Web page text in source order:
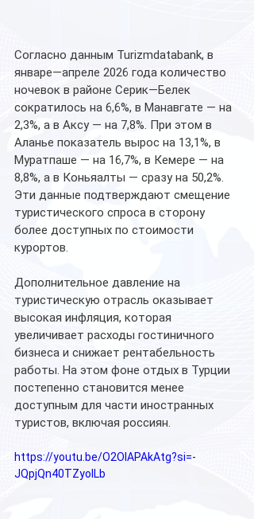
Согласно данным Turizmdatabank, в
январе—апреле 2026 года количество
ночевок в районе Серик—Белек
сократилось на 6,6%, в Манавгате — на
2,3%, а в Аксу — на 7,8%. При этом в
Аланье показатель вырос на 13,1%, в
Муратпаше — на 16,7%, в Кемере — на
8,8%, а в Коньяалты — сразу на 50,2%.
Эти данные подтверждают смещение
туристического спроса в сторону
более доступных по стоимости
курортов.
Дополнительное давление на
туристическую отрасль оказывает
высокая инфляция, которая
увеличивает расходы гостиничного
бизнеса и снижает рентабельность
работы. На этом фоне отдых в Турции
постепенно становится менее
доступным для части иностранных
туристов, включая россиян.
https://youtu.be/O2OlAPAkAtg?si=-
JQpjQn40TZyoILb